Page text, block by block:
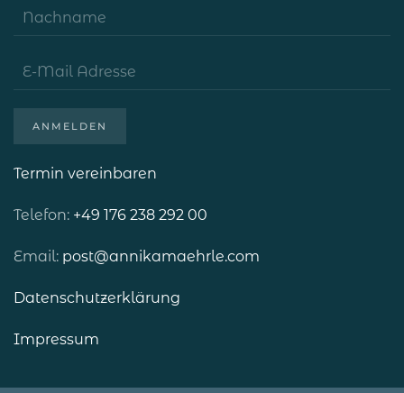
ANMELDEN
Termin vereinbaren
Telefon: +49 176 238 292 00
Email: post@annikamaehrle.com
Datenschutzerklärung
Impressum